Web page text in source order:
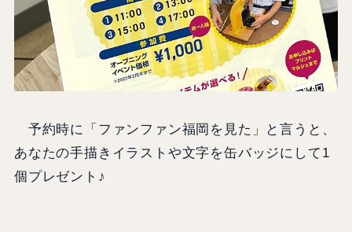
予約時に「ファンファン福岡を見た」と言うと、
あなたの手描きイラストや文字を缶バッジにして1
個プレゼント♪